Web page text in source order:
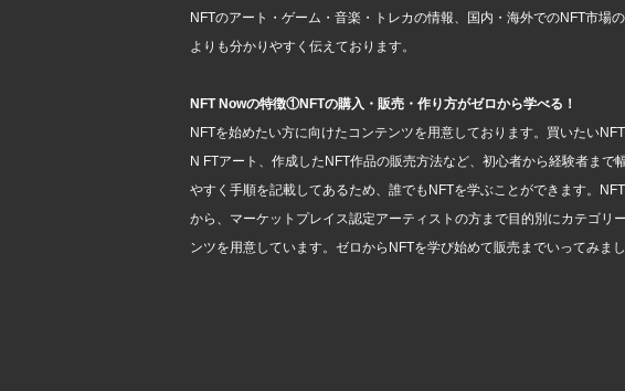
NFTのアート・ゲーム・音楽・トレカの情報、国内・海外でのNFT市場
よりも分かりやすく伝えております。
NFT Nowの特徴①NFTの購入・販売・作り方がゼロから学べる！
NFTを始めたい方に向けたコンテンツを用意しております。買いたい
N FTアート、作成したNFT作品の販売方法など、初心者から経験者まで
やすく手順を記載してあるため、誰でもNFTを学ぶことができます。
から、マーケットプレイス認定アーティストの方まで目的別にカテゴリ
ンツを用意しています。ゼロからNFTを学び始めて販売までいってみまし